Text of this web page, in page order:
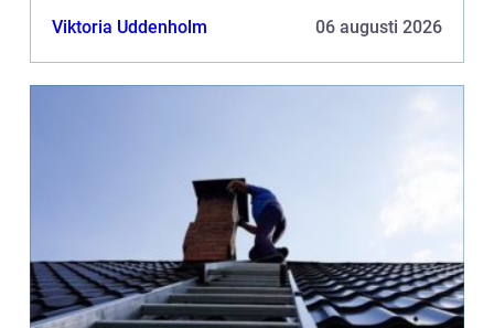
Viktoria Uddenholm 06 augusti 2026